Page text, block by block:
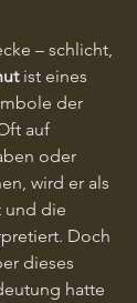
– schlicht,
ist eines
der
auf
oder
wird er als
und die
Doch
dieses
hatte